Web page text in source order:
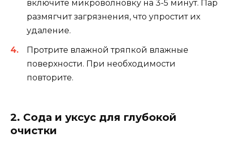
включите микроволновку на 3-5 минут. Пар
размягчит загрязнения, что упростит их
удаление.
Протрите влажной тряпкой влажные
поверхности. При необходимости
повторите.
2. Сода и уксус для глубокой
очистки